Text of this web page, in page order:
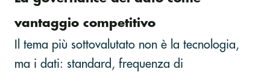
vantaggio competitivo
Il tema più sottovalutato non è la tecnologia,
ma i dati: standard, frequenza di